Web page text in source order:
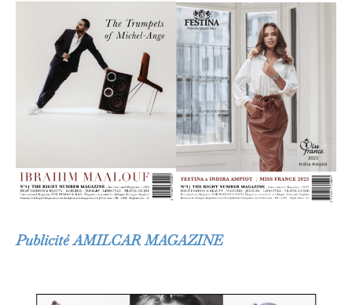
Publicité AMILCAR MAGAZINE